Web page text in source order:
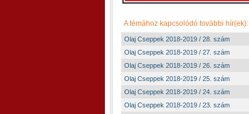
A témához kapcsolódó további hír(ek):
Olaj Cseppek 2018-2019 / 28. szám
Olaj Cseppek 2018-2019 / 27. szám
Olaj Cseppek 2018-2019 / 26. szám
Olaj Cseppek 2018-2019 / 25. szám
Olaj Cseppek 2018-2019 / 24. szám
Olaj Cseppek 2018-2019 / 23. szám